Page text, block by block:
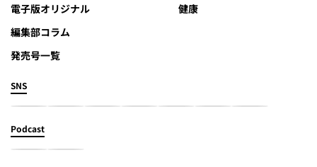
電子版オリジナル
編集部コラム
発売号一覧
健康
SNS
Podcast